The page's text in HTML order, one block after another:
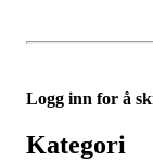
Logg inn for å
Kategori